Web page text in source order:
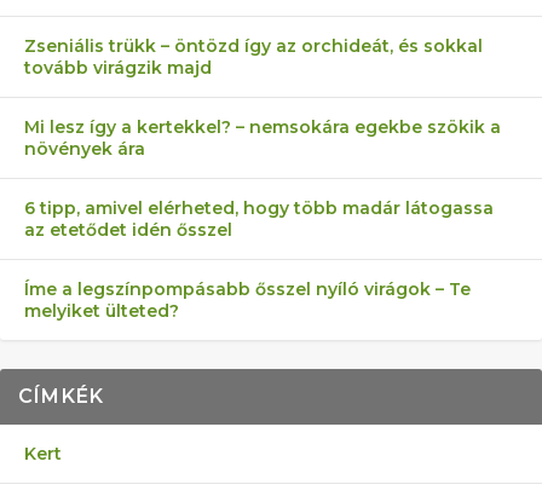
Zseniális trükk – öntözd így az orchideát, és sokkal
tovább virágzik majd
Mi lesz így a kertekkel? – nemsokára egekbe szökik a
növények ára
6 tipp, amivel elérheted, hogy több madár látogassa
az etetődet idén ősszel
Íme a legszínpompásabb ősszel nyíló virágok – Te
melyiket ülteted?
CÍMKÉK
Kert